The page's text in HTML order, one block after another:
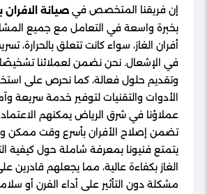
إن فريقنا المتخصص في صيانة الافران​
بخبرة واسعة في التعامل مع جميع
أفران الغاز، سواء كانت تتعلق بالحرارة،
في الإشعال. نحن نضمن لعملائنا
وتقديم حلول فعالة، كما نحرص على
الأدوات والتقنيات لتوفير خدمة سريعة
عملاؤنا في شرق الرياض يمكنهم الاعتماد
تضمن إصلاح الأفران بأسرع وقت ممكن
يتمتع فنيونا بمعرفة شاملة حول كيفية
الغاز بكفاءة عالية، مما يجعلهم قادرين
مشكلة دون التأثير على أداء الفرن أو